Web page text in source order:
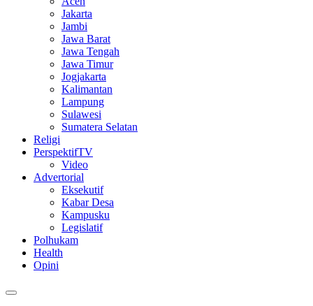
Jakarta
Jambi
Jawa Barat
Jawa Tengah
Jawa Timur
Jogjakarta
Kalimantan
Lampung
Sulawesi
Sumatera Selatan
Religi
PerspektifTV
Video
Advertorial
Eksekutif
Kabar Desa
Kampusku
Legislatif
Polhukam
Health
Opini